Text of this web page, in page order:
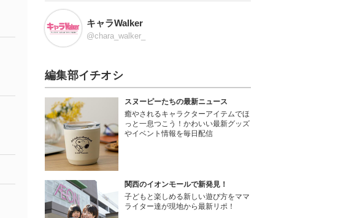
キャラWalker
@chara_walker_
編集部イチオシ
スヌーピーたちの最新ニュース
癒やされるキャラクターアイテムでほ
っと一息つこう！かわいい最新グッズ
やイベント情報を毎日配信
関西のイオンモールで新発見！
子どもと楽しめる新しい遊び方をママ
ライター達が現地から最新リポ！